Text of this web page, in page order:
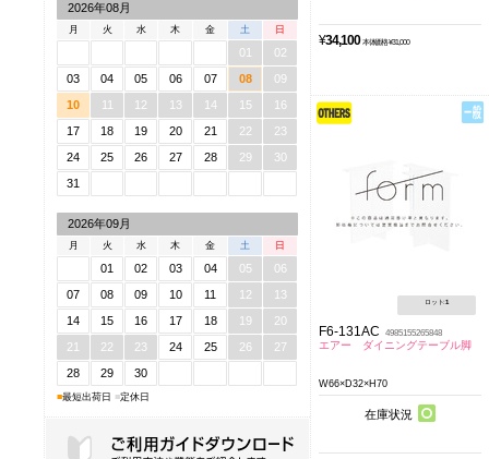
2026年08月
月 火 水 木 金 土 日
01
02
03
04 05 06 07 08
09
10
11 12 13 14 15
16
17
18 19 20 21 22
23
24
25 26 27 28 29
30
31
2026年09月
月 火 水 木 金 土 日
01 02 03 04 05
06
07
08 09 10 11 12
13
14
15 16 17 18 19
20
21
22 23 24 25 26
27
28
29 30
■最短出荷日 ■定休日
¥34,100 本体価格 ¥31,000
ロット:1
F6-131AC 4985155265848
エアー ダイニングテーブル脚
W66×D32×H70
在庫状況